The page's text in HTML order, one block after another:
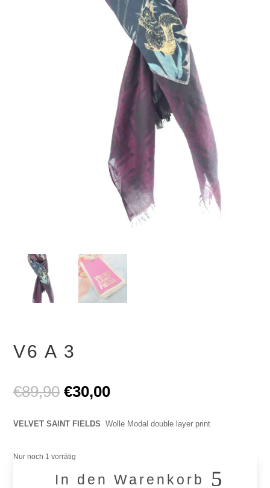
V6 A 3
€89,90 Ursprünglicher
Preis
war:
€30,00Aktueller
ist:
VELVET SAINT FIELDS Wolle Modal double layer print
Nur noch 1 vorrätig
In den Warenkorb